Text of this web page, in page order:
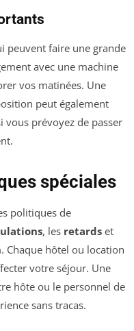
peuvent faire une grande
avec une machine
vos matinées. Une
peut également
prévoyez de passer
spéciales
politiques de
, les retards et
. Chaque hôtel ou location
votre séjour. Une
hôte ou le personnel de
sans tracas.